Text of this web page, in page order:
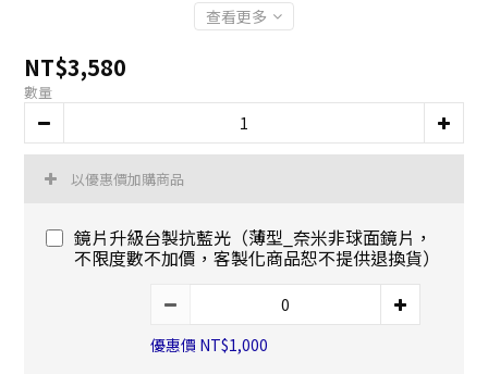
查看更多
NT$3,580
數量
以優惠價加購商品
鏡片升級台製抗藍光（薄型_奈米非球面鏡片，
不限度數不加價，客製化商品恕不提供退換貨）
優惠價 NT$1,000